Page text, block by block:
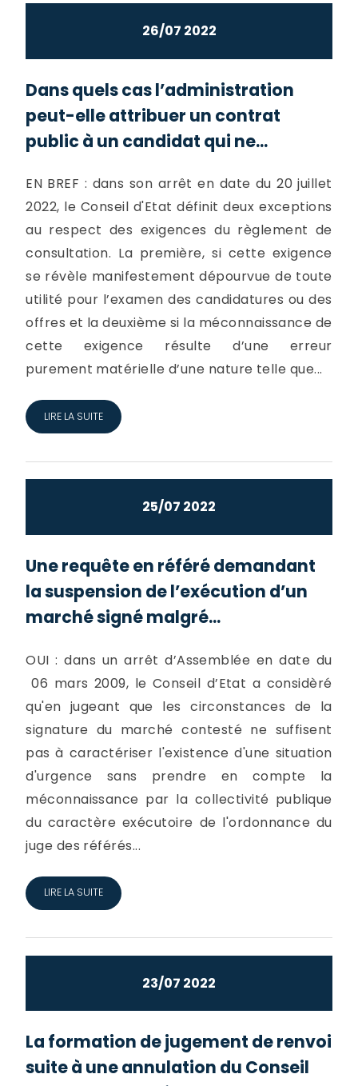
26/07 2022
Dans quels cas l’administration
peut-elle attribuer un contrat
public à un candidat qui ne...
EN BREF : dans son arrêt en date du 20 juillet
2022, le Conseil d'Etat définit deux exceptions
au respect des exigences du règlement de
consultation. La première, si cette exigence
se révèle manifestement dépourvue de toute
utilité pour l’examen des candidatures ou des
offres et la deuxième si la méconnaissance de
cette exigence résulte d’une erreur
purement matérielle d’une nature telle que...
LIRE LA SUITE
25/07 2022
Une requête en référé demandant
la suspension de l’exécution d’un
marché signé malgré...
OUI : dans un arrêt d’Assemblée en date du
06 mars 2009, le Conseil d’Etat a considèré
qu'en jugeant que les circonstances de la
signature du marché contesté ne suffisent
pas à caractériser l'existence d'une situation
d'urgence sans prendre en compte la
méconnaissance par la collectivité publique
du caractère exécutoire de l'ordonnance du
juge des référés...
LIRE LA SUITE
23/07 2022
La formation de jugement de renvoi
suite à une annulation du Conseil